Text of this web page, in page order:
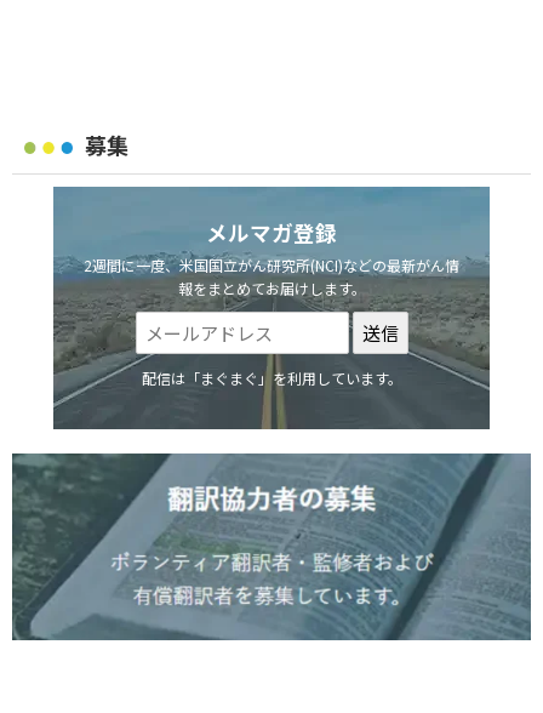
募集
メルマガ登録
2週間に一度、米国国立がん研究所(NCI)などの最新がん情
報をまとめてお届けします。
配信は「まぐまぐ」を利用しています。